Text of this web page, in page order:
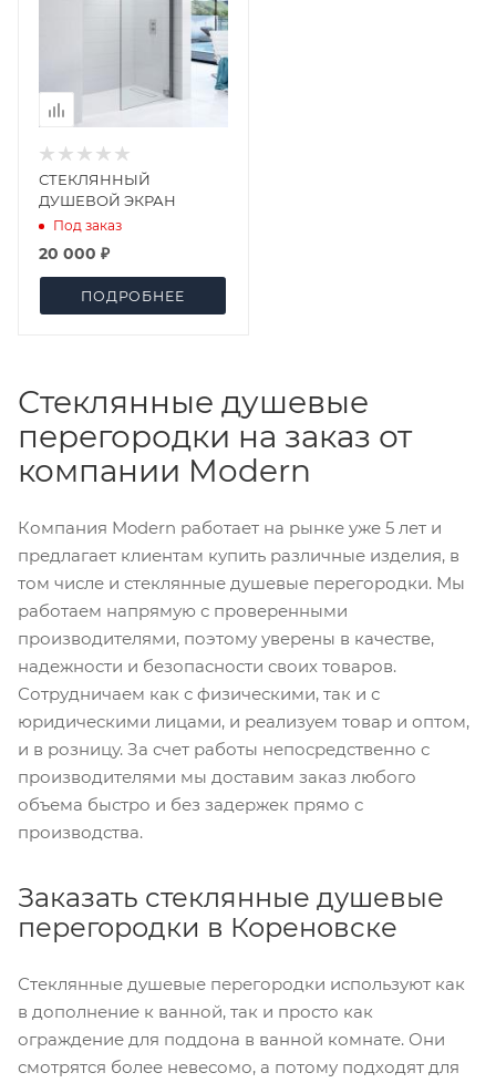
СТЕКЛЯННЫЙ
ДУШЕВОЙ ЭКРАН
Под заказ
20 000 ₽
ПОДРОБНЕЕ
Стеклянные душевые
перегородки на заказ от
компании Modern
Компания Modern работает на рынке уже 5 лет и
предлагает клиентам купить различные изделия, в
том числе и стеклянные душевые перегородки. Мы
работаем напрямую с проверенными
производителями, поэтому уверены в качестве,
надежности и безопасности своих товаров.
Сотрудничаем как с физическими, так и с
юридическими лицами, и реализуем товар и оптом,
и в розницу. За счет работы непосредственно с
производителями мы доставим заказ любого
объема быстро и без задержек прямо с
производства.
Заказать стеклянные душевые
перегородки в Кореновске
Стеклянные душевые перегородки используют как
в дополнение к ванной, так и просто как
ограждение для поддона в ванной комнате. Они
смотрятся более невесомо, а потому подходят для